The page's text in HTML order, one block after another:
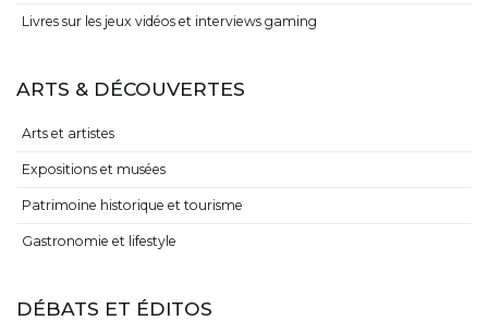
Livres sur les jeux vidéos et interviews gaming
ARTS & DÉCOUVERTES
Arts et artistes
Expositions et musées
Patrimoine historique et tourisme
Gastronomie et lifestyle
DÉBATS ET ÉDITOS